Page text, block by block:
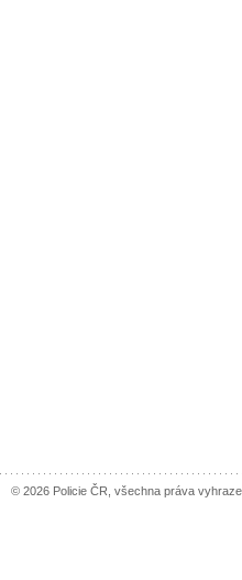
© 2026 Policie ČR, všechna práva